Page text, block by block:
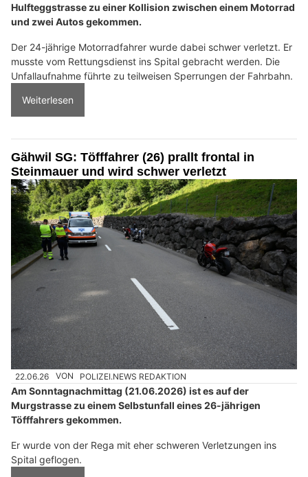
Hulfteggstrasse zu einer Kollision zwischen einem Motorrad
und zwei Autos gekommen.
Der 24-jährige Motorradfahrer wurde dabei schwer verletzt. Er
musste vom Rettungsdienst ins Spital gebracht werden. Die
Unfallaufnahme führte zu teilweisen Sperrungen der Fahrbahn.
Weiterlesen
Gähwil SG: Töfffahrer (26) prallt frontal in
Steinmauer und wird schwer verletzt
22.06.26 VON POLIZEI.NEWS REDAKTION
Am Sonntagnachmittag (21.06.2026) ist es auf der
Murgstrasse zu einem Selbstunfall eines 26-jährigen
Töfffahrers gekommen.
Er wurde von der Rega mit eher schweren Verletzungen ins
Spital geflogen.